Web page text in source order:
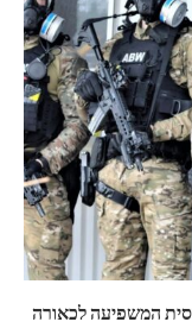
המשפיעה לכאורה